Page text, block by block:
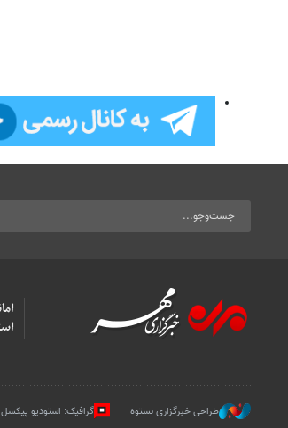
طراحی خبرگزاری نستوه گرافیک: استودیو پیکسل